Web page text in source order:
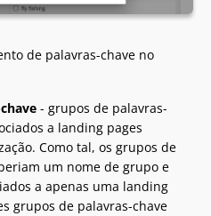
de palavras-chave no
- grupos de palavras-
a landing pages
Como tal, os grupos de
um nome de grupo e
a apenas uma landing
grupos de palavras-chave